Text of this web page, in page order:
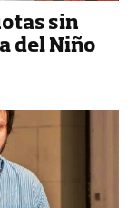
sin
del Niño